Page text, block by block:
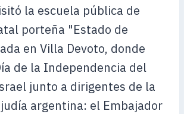
la escuela pública de
porteña "Estado de
en Villa Devoto, donde
de la Independencia del
junto a dirigentes de la
argentina: el Embajador